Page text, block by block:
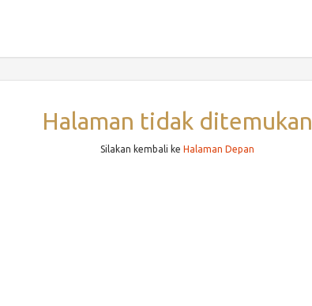
Halaman tidak ditemukan
Silakan kembali ke Halaman Depan